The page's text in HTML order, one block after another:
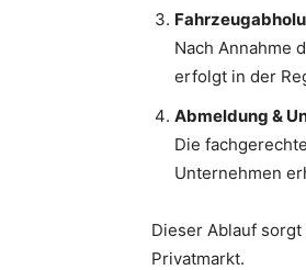
Nach Annahme
erfolgt in der
Abmeldung &
Die
Unternehmen
Dieser Ablauf
Privatmarkt.